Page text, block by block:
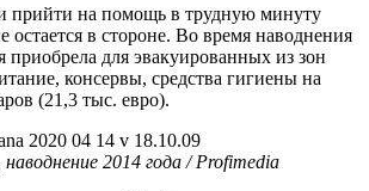
прийти на помощь в трудную минуту
остается в стороне. Во время наводнения
приобрела для эвакуированных из зон
консервы, средства гигиены на
(21,3 тыс. евро).
2014 года / Profimedia